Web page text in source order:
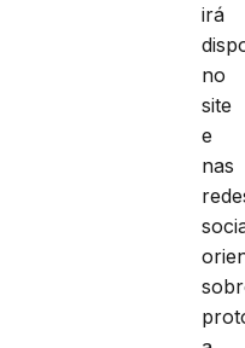
irá
no
site
e
nas